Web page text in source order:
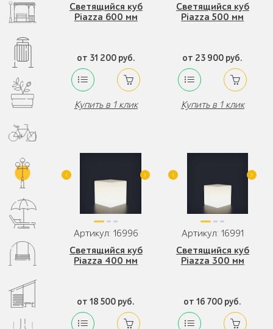
Светящийся куб
Piazza 600 мм
от 31 200 руб.
Купить в 1 клик
Светящийся куб
Piazza 500 мм
от 23 900 руб.
Купить в 1 клик
Артикул: 16996
Светящийся куб
Piazza 400 мм
от 18 500 руб.
Артикул: 16991
Светящийся куб
Piazza 300 мм
от 16 700 руб.